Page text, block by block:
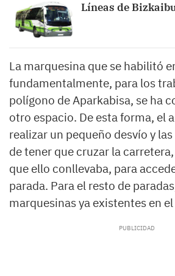
Líneas de
La marquesina que se habilitó
fundamentalmente, para los
polígono de Aparkabisa, se ha
otro espacio. De esta forma, el
realizar un pequeño desvío y
de tener que cruzar la
que ello conllevaba, para
parada. Para el resto de
marquesinas ya existentes en